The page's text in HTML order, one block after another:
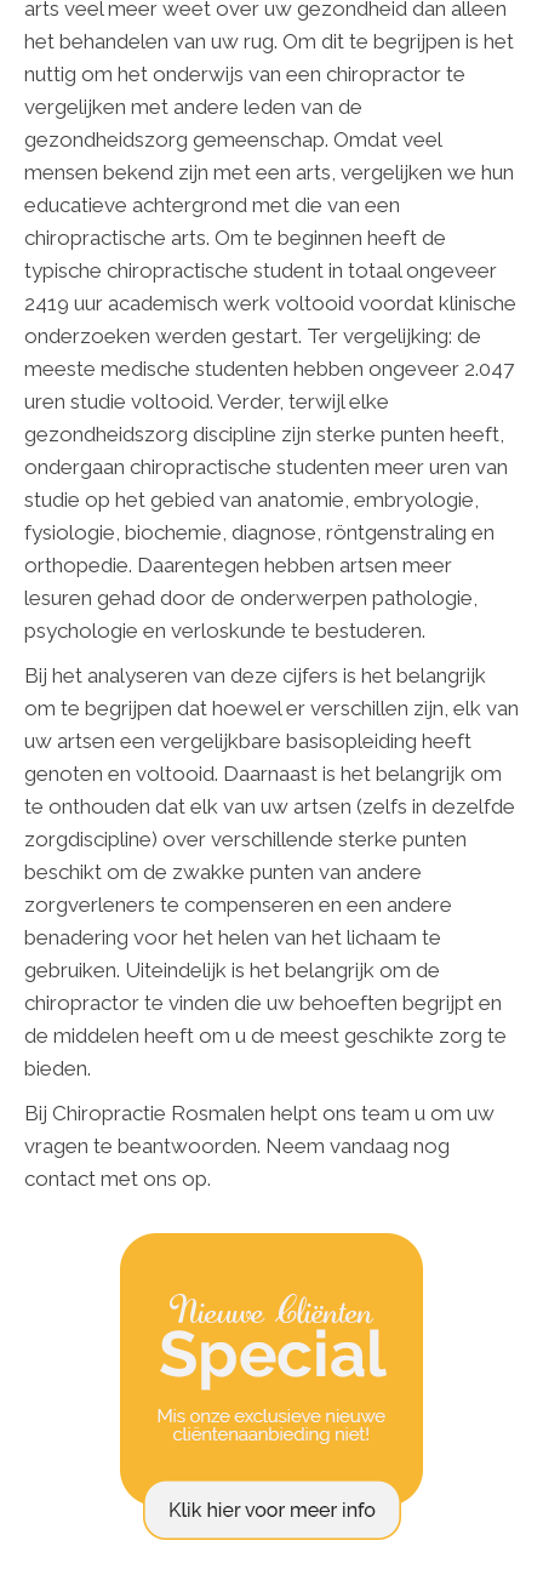
arts veel meer weet over uw gezondheid dan alleen
het behandelen van uw rug. Om dit te begrijpen is het
nuttig om het onderwijs van een chiropractor te
vergelijken met andere leden van de
gezondheidszorg gemeenschap. Omdat veel
mensen bekend zijn met een arts, vergelijken we hun
educatieve achtergrond met die van een
chiropractische arts. Om te beginnen heeft de
typische chiropractische student in totaal ongeveer
2419 uur academisch werk voltooid voordat klinische
onderzoeken werden gestart. Ter vergelijking: de
meeste medische studenten hebben ongeveer 2.047
uren studie voltooid. Verder, terwijl elke
gezondheidszorg discipline zijn sterke punten heeft,
ondergaan chiropractische studenten meer uren van
studie op het gebied van anatomie, embryologie,
fysiologie, biochemie, diagnose, röntgenstraling en
orthopedie. Daarentegen hebben artsen meer
lesuren gehad door de onderwerpen pathologie,
psychologie en verloskunde te bestuderen.
Bij het analyseren van deze cijfers is het belangrijk
om te begrijpen dat hoewel er verschillen zijn, elk van
uw artsen een vergelijkbare basisopleiding heeft
genoten en voltooid. Daarnaast is het belangrijk om
te onthouden dat elk van uw artsen (zelfs in dezelfde
zorgdiscipline) over verschillende sterke punten
beschikt om de zwakke punten van andere
zorgverleners te compenseren en een andere
benadering voor het helen van het lichaam te
gebruiken. Uiteindelijk is het belangrijk om de
chiropractor te vinden die uw behoeften begrijpt en
de middelen heeft om u de meest geschikte zorg te
bieden.
Bij Chiropractie Rosmalen helpt ons team u om uw
vragen te beantwoorden. Neem vandaag nog
contact met ons op.